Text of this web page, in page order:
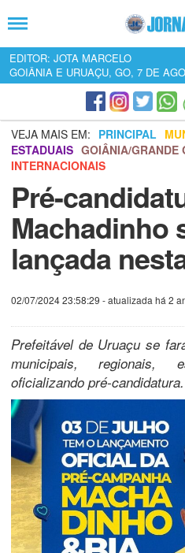
EDITOR: JOTA MARCELO
GOIÂNIA E URUAÇU, GO, 7 DE
VEJA MAIS EM: PRINCIPAL
ESTADUAIS GOIÂNIA/GRANDE
INTERNACIONAIS
Pré-
Machadinho
lançada
02/07/2024 23:58:29 - atualizada há 2
Prefeitável de Uruaçu se
municipais, regionais,
oficializando pré-candidatura.